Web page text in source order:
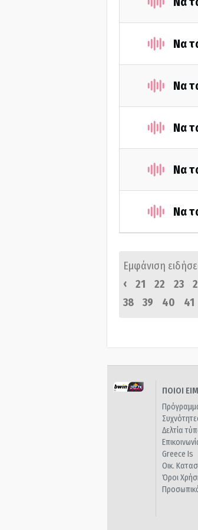
Να
Να
Να
Να
Να
Εμφάνιση
‹
21 22 23
38
39 40 41
ΠΟΙΟΙ
Δελτία
Greece Is
Οικ.
Όροι